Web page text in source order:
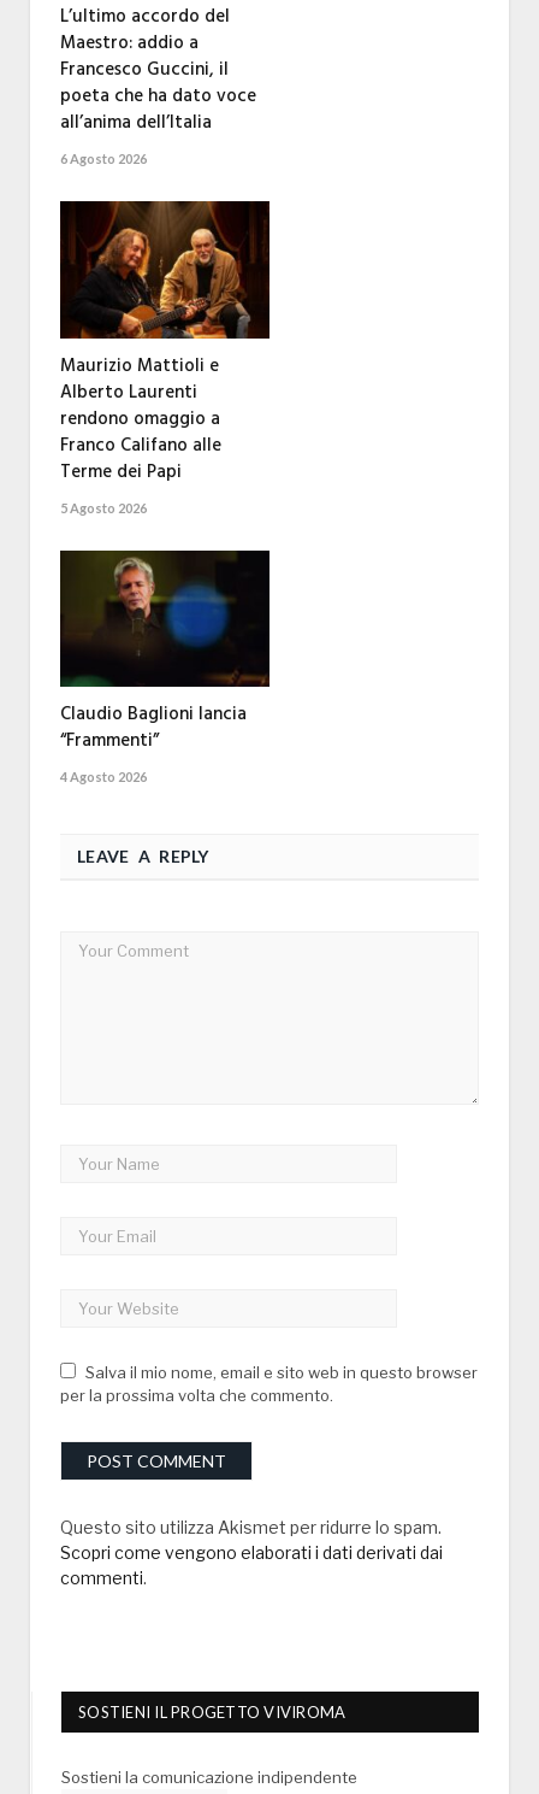
L’ultimo accordo del
Maestro: addio a
Francesco Guccini, il
poeta che ha dato voce
all’anima dell’Italia
6 Agosto 2026
Maurizio Mattioli e
Alberto Laurenti
rendono omaggio a
Franco Califano alle
Terme dei Papi
5 Agosto 2026
Claudio Baglioni lancia
“Frammenti”
4 Agosto 2026
LEAVE A REPLY
Salva il mio nome, email e sito web in questo browser
per la prossima volta che commento.
Questo sito utilizza Akismet per ridurre lo spam.
Scopri come vengono elaborati i dati derivati dai
commenti.
SOSTIENI IL PROGETTO VIVIROMA
Sostieni la comunicazione indipendente